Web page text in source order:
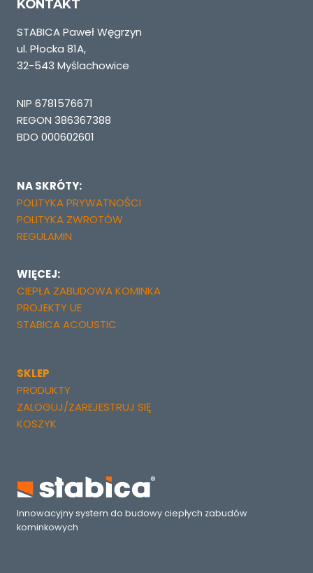
KONTAKT
STABICA Paweł Węgrzyn
ul. Płocka 81A,
32-543 Myślachowice
NIP 6781576671
REGON 386367388
BDO 000602601
NA SKRÓTY:
POLITYKA PRYWATNOŚCI
POLITYKA ZWROTÓW
REGULAMIN
WIĘCEJ:
CIEPŁA ZABUDOWA KOMINKA
PROJEKTY UE
STABICA ACOUSTIC
SKLEP
PRODUKTY
ZALOGUJ/ZAREJESTRUJ SIĘ
KOSZYK
Innowacyjny system do budowy ciepłych zabudów
kominkowych